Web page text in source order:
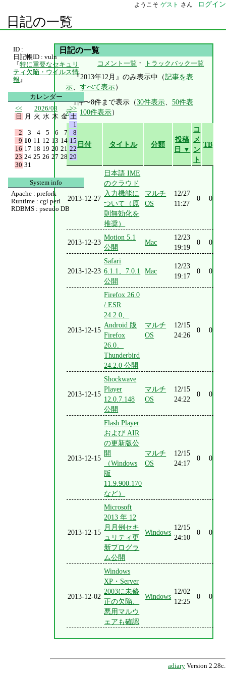
ようこそ ゲスト さん ログイン
日記の一覧
日記の一覧
コメント一覧 ・ トラックバック一覧
『2013年12月』のみ表示中（記事を表
示、すべて表示）
1件〜8件まで表示（30件表示、 50件表
示、 100件表示）
日付 タイトル 分類
投稿
日 ▼
コ
メ
ン
ト
TB
2013-12-27
日本語 IME
のクラウド
入力機能に
ついて（原
則無効化を
推奨）
マルチ
OS
12/27
11:27
0 0
2013-12-23
Motion 5.1
公開
Mac
12/23
19:19
0 0
2013-12-23
Safari
6.1.1、7.0.1
公開
Mac
12/23
19:17
0 0
2013-12-15
Firefox 26.0
/ ESR
24.2.0、
Android 版
Firefox
26.0、
Thunderbird
24.2.0 公開
マルチ
OS
12/15
24:26
0 0
2013-12-15
Shockwave
Player
12.0.7.148
公開
マルチ
OS
12/15
24:22
0 0
2013-12-15
Flash Player
および AIR
の更新版公
開
（Windows
版
11.9.900.170
など）
マルチ
OS
12/15
24:17
0 0
2013-12-15
Microsoft
2013 年 12
月月例セキ
ュリティ更
新プログラ
ム公開
Windows
12/15
24:10
0 0
2013-12-02
Windows
XP・Server
2003に未修
正の欠陥、
悪用マルウ
ェアも確認
Windows
12/02
12:25
0 0
adiary Version 2.28c.
ID :
日記帳ID : vuln
『特に重要なセキュリ
ティ欠陥・ウイルス情
報 』
カレンダー
<<
2026/08
>>
日
月 火 水 木 金 土
1
2
3 4 5 6 7
8
9 10 11 12 13 14 15
16 17 18 19 20 21 22
23 24 25 26 27 28 29
30 31
System info
Apache : prefork
Runtime : cgi perl
RDBMS : pseudo DB